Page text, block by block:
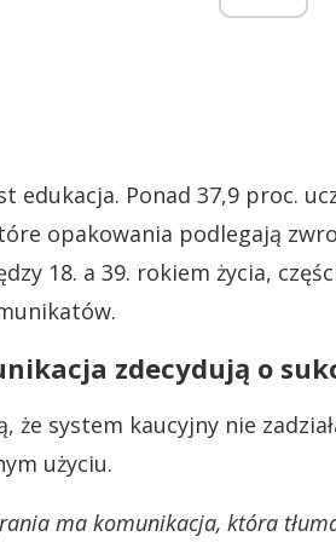
edukacja. Ponad 37,9 proc.
opakowania podlegają
18. a 39. rokiem życia,
zdecydują o
że system kaucyjny nie
użyciu.
ma komunikacja, która